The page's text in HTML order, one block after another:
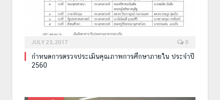
JULY 23, 2017 0
กำหนดการตรวจประเมินคุณภาพการศึกษาภายใน ประจำปี
2560